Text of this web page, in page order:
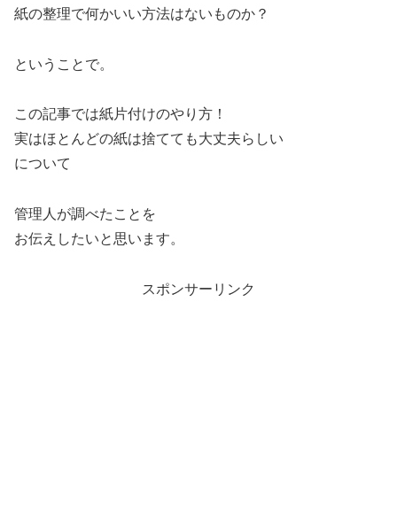
紙の整理で何かいい方法はないものか？
ということで。
この記事では紙片付けのやり方！
実はほとんどの紙は捨てても大丈夫らしい
について
管理人が調べたことを
お伝えしたいと思います。
スポンサーリンク